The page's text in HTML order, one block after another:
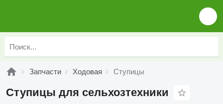
Запчасти Ходовая Ступицы
Ступицы для сельхозтехники